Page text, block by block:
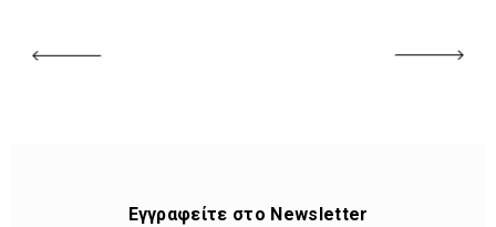
Εγγραφείτε στο Newsletter